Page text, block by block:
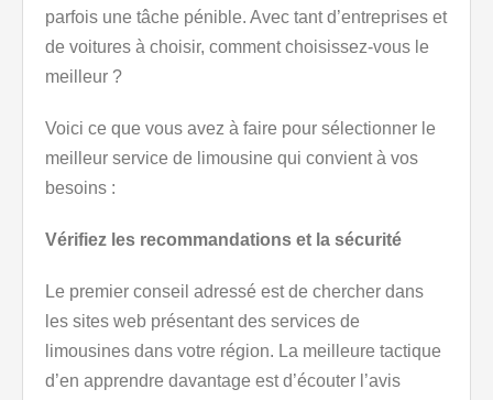
parfois une tâche pénible. Avec tant d’entreprises et
de voitures à choisir, comment choisissez-vous le
meilleur ?
Voici ce que vous avez à faire pour sélectionner le
meilleur service de limousine qui convient à vos
besoins :
Vérifiez les recommandations et la sécurité
Le premier conseil adressé est de chercher dans
les sites web présentant des services de
limousines dans votre région. La meilleure tactique
d’en apprendre davantage est d’écouter l’avis